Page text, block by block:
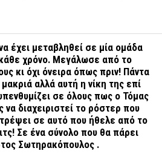
έχει μεταβληθεί σε μία ομάδα
κάθε χρόνο. Μεγάλωσε από το
κι όχι όνειρα όπως πριν! Πάντα
αλλά αυτή η νίκη της επί
σε όλους πως ο Τόμας
διαχειριστεί το ρόστερ που
σε αυτό που ήθελε από το
Σε ένα σύνολο που θα πάρει
Σωτηρακόπουλος .